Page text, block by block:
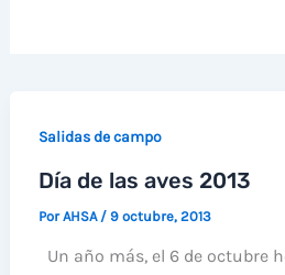
Salidas de campo
Día de las aves 2013
PorAHSA / 9 octubre, 2013
Un año más, el 6 de octubre